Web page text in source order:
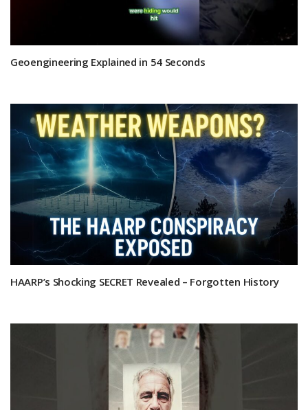
Geoengineering Explained in 54 Seconds
HAARP’s Shocking SECRET Revealed – Forgotten History